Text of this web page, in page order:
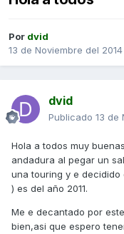
Por dvid
13 de Noviembre del 2014
dvid
Publicado 13 de
Hola a todos muy
andadura al pegar un
una touring y e
) es del año 2011.
Me e decantado por
bien,asi que espero